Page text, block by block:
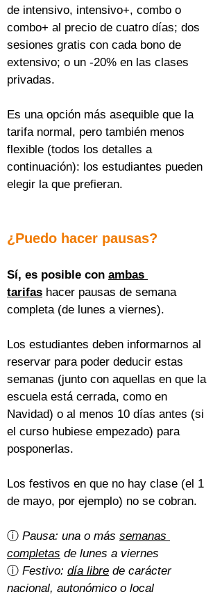
de intensivo, intensivo+, combo o
combo+ al precio de cuatro días; dos
sesiones gratis con cada bono de
extensivo; o un -20% en las clases
privadas.
Es una opción más asequible que la
tarifa normal, pero también menos
flexible (todos los detalles a
continuación): los estudiantes pueden
elegir la que prefieran.
¿Puedo hacer pausas?
Sí, es posible con ambas
tarifas hacer pausas de semana
completa (de lunes a viernes).
Los estudiantes deben informarnos al
reservar para poder deducir estas
semanas (junto con aquellas en que la
escuela está cerrada, como en
Navidad) o al menos 10 días antes (si
el curso hubiese empezado) para
posponerlas.
Los festivos en que no hay clase (el 1
de mayo, por ejemplo) no se cobran.
ⓘ Pausa: una o más semanas
completas de lunes a viernes
ⓘ Festivo: día libre de carácter
nacional, autonómico o local